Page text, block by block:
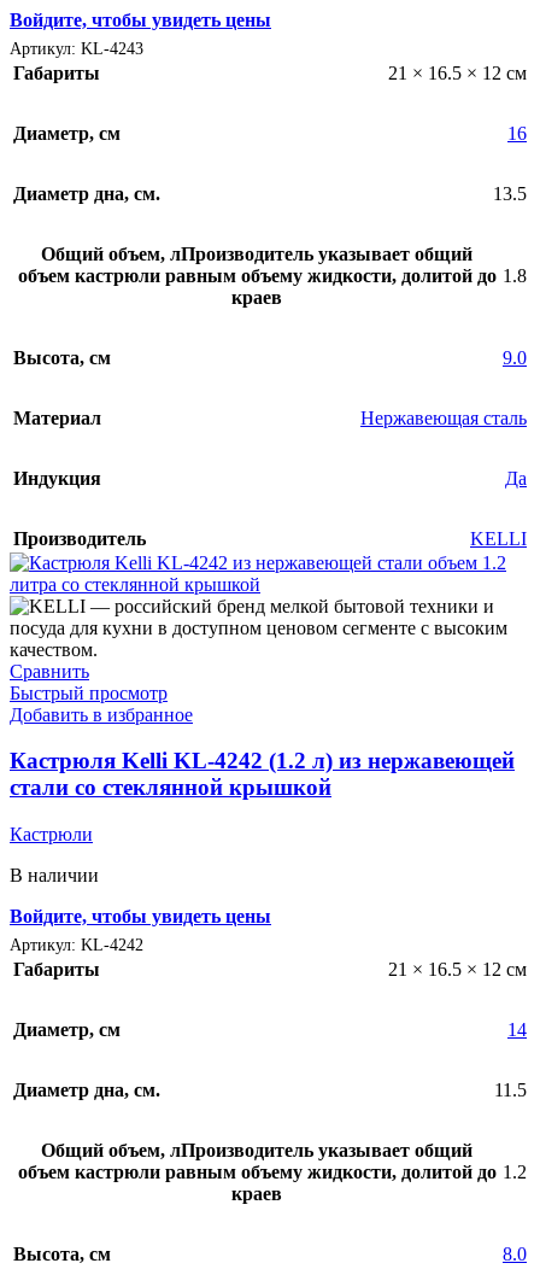
Коричневый(1)
Оранжевый
0 124x157x103 mm
0 247.6×178.5×6.1 mm
304.2 x 203 x 13.9 mm
0 360x208x425 mm360x208x425 mm
Войдите, чтобы увидеть цены
Артикул: KL-4243
Габариты 21 × 16.5 × 12 см
Диаметр, см 16
Диаметр дна, см. 13.5
Общий объем, лПроизводитель указывает общий
объем кастрюли равным объему жидкости, долитой до
краев
1.8
Высота, см 9.0
Материал Нержавеющая сталь
Индукция Да
Производитель KELLI
Сравнить
Быстрый просмотр
Добавить в избранное
Кастрюля Kelli KL-4242 (1.2 л) из нержавеющей
стали со стеклянной крышкой
Кастрюли
В наличии
Войдите, чтобы увидеть цены
Артикул: KL-4242
Габариты 21 × 16.5 × 12 см
Диаметр, см 14
Диаметр дна, см. 11.5
Общий объем, лПроизводитель указывает общий
объем кастрюли равным объему жидкости, долитой до
краев
1.2
Высота, см 8.0